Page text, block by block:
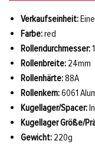
Verkaufseinheit:
Farbe:red
Rollendurchmesser:
Rollenbreite: 24mm
Rollenhärte:88A
Rollenkern:6061
Kugellager/Spacer:
Kugellager Größe/
Gewicht: 220g